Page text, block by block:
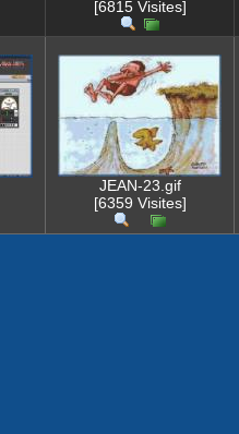
[6815 Visites]
JEAN-23.gif
[6359 Visites]